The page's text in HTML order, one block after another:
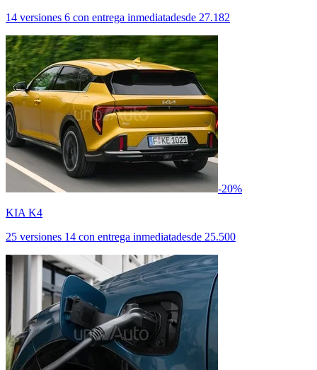
14 versiones 6 con entrega inmediatadesde 27.182
-20%
KIA K4
25 versiones 14 con entrega inmediatadesde 25.500